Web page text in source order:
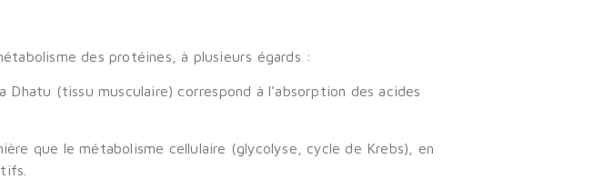
des protéines, à plusieurs égards :
Dhatu (tissu musculaire) correspond à l’absorption des acides
que le métabolisme cellulaire (glycolyse, cycle de Krebs), en